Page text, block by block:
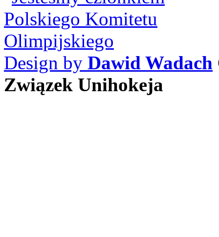
Design by Dawid Wadach
Związek Unihokeja